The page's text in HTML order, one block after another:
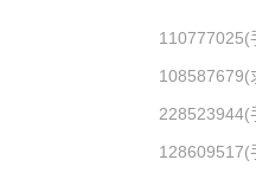
110777025(
108587679(
228523944(
128609517(